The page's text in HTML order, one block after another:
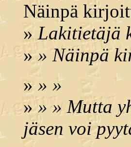
Näinpä
»Lakitietäjä
»» Näinpä
» » »
»» » Mutta
jäsen voi